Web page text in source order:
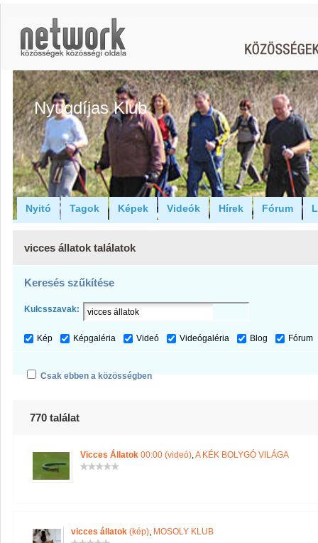
Nyugdíjas Klub
Nyitó Tagok Képek Videók Hírek Fórum
vicces állatok találatok
Keresés szűkítése
Kulcsszavak:
Kép Képgaléria Videó Videógaléria Blog Fórum
Csak ebben a közösségben
770 találat
Vicces Állatok 00:00 (videó),A KÉK BOLYGÓ VILÁGA
vicces állatok (kép), MOSOLY KLUB